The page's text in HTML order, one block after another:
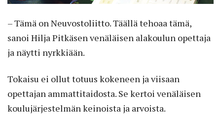
– Tämä on Neuvostoliitto. Täällä tehoaa tämä,
sanoi Hilja Pitkäsen venäläisen alakoulun opettaja
ja näytti nyrkkiään.
Tokaisu ei ollut totuus kokeneen ja viisaan
opettajan ammattitaidosta. Se kertoi venäläisen
koulujärjestelmän keinoista ja arvoista.